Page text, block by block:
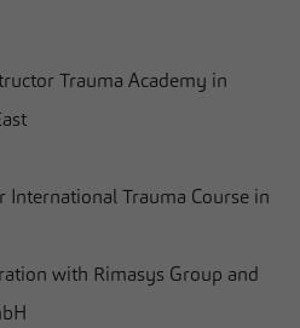
Trauma Academy in
Trauma Course in
with Rimasys Group and